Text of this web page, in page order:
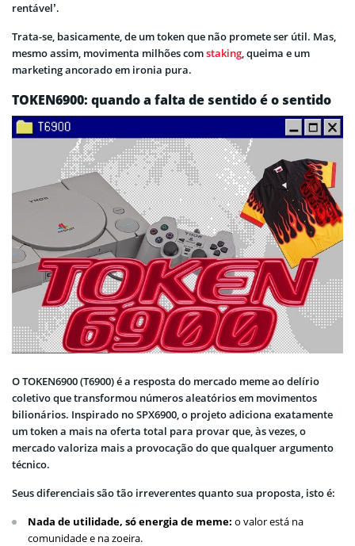
rentável’.
Trata-se, basicamente, de um token que não promete ser útil. Mas,
mesmo assim, movimenta milhões comstaking, queima e um
marketing ancorado em ironia pura.
TOKEN6900: quando a falta de sentido é o sentido
O TOKEN6900 (T6900) é a resposta do mercado meme ao delírio
coletivo que transformou números aleatórios em movimentos
bilionários. Inspirado no SPX6900, o projeto adiciona exatamente
um token a mais na oferta total para provar que, às vezes, o
mercado valoriza mais a provocação do que qualquer argumento
técnico.
Seus diferenciais são tão irreverentes quanto sua proposta, isto é:
Nada de utilidade, só energia de meme: o valor está na
comunidade e na zoeira.